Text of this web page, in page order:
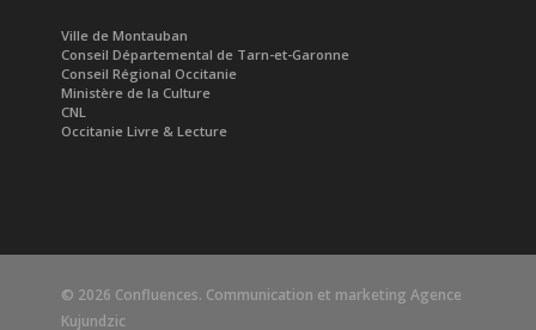
Ville de Montauban
Conseil Départemental de Tarn-et-Garonne
Conseil Régional Occitanie
Ministère de la Culture
CNL
Occitanie Livre & Lecture
© 2026 Confluences. Communication et marketing Agence
Kujundzic